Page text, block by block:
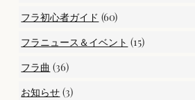
フラ初心者ガイド (60)
フラニュース＆イベント (15)
フラ曲 (36)
お知らせ (3)